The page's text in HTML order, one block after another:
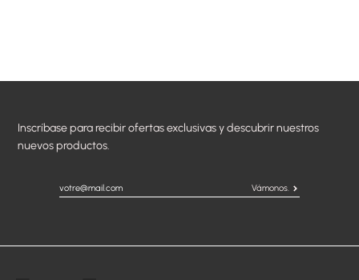
Inscríbase para recibir ofertas exclusivas y descubrir nuestros
nuevos productos.
Vámonos.